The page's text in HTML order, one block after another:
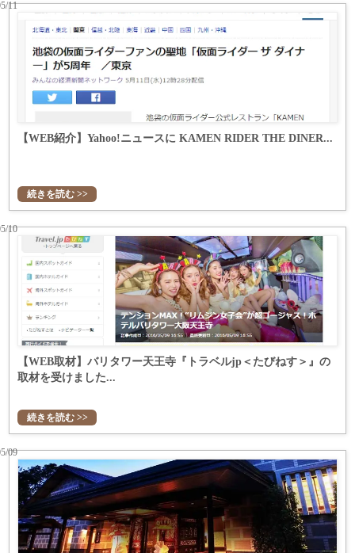
【WEB紹介】Yahoo!ニュースに KAMEN RIDER THE DINER...
11
続きを読む >>
【WEB取材】バリタワー天王寺『トラベルjp＜たびねす＞』の
取材を受けました...
10
続きを読む >>
09